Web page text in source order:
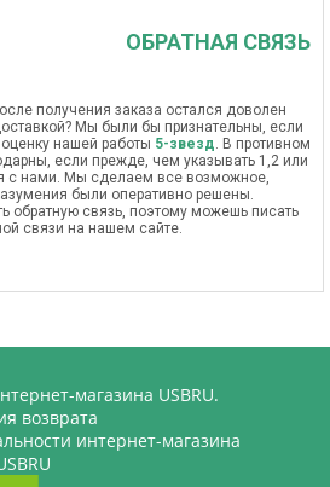
ОБРАТНАЯ СВЯЗЬ
получения заказа остался доволен
Мы были бы признательны, если
нашей работы 5-звезд. В противном
если прежде, чем указывать 1,2 или
с нами. Мы сделаем все возможное,
были оперативно решены.
обратную связь, поэтому можешь писать
связи на нашем сайте.
магазина USBRU.
возврата
интернет-магазина